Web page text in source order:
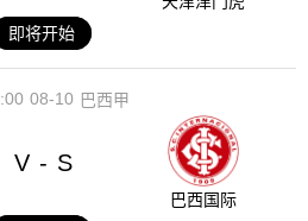
即将开始
08-10 巴西甲
V - S
巴西国际